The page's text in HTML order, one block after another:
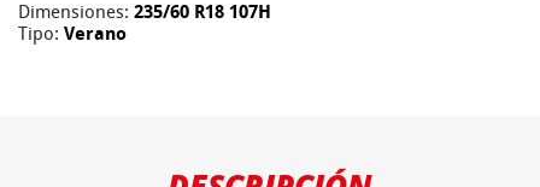
Dimensiones: 235/60 R18 107H
Tipo: Verano